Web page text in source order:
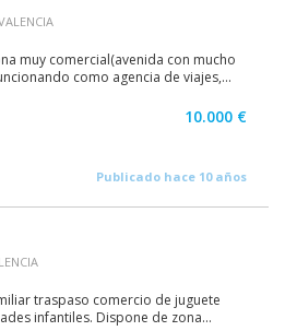
muy comercial(avenida con mucho
como agencia de viajes,...
10.000 €
Publicado hace 10 años
traspaso comercio de juguete
infantiles. Dispone de zona...